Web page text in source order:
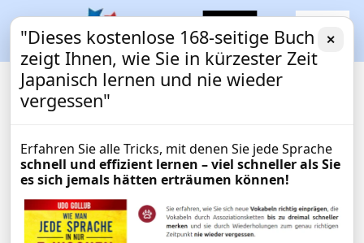
"Dieses kostenlose 168-seitige Buch
zeigt Ihnen, wie Sie in kürzester Zeit
Japanisch lernen und nie wieder
vergessen"
✕
Erfahren Sie alle Tricks, mit denen Sie jede Sprache
schnell und effizient lernen – viel schneller als Sie
es sich jemals hätten erträumen können!